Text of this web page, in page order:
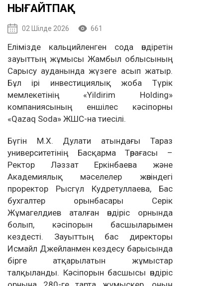
НЫҒАЙТПАҚ
02 Шілде 2026 661
Елімізде кальцийленген сода өндіретін
зауыттың жұмысы Жамбыл облысының
Сарысу ауданында жүзеге асып жатыр.
Бұл ірі инвестициялық жоба Түрік
мемлекетінің «Yildirim Holding»
компаниясының еншілес кәсіпорны
«Qazaq Soda» ЖШС-на тиесілі.
Бүгін М.Х. Дулати атындағы Тараз
университетінің Басқарма Төрағасы –
Ректор Ләззат Еркінбаева және
Академиялық мәселелер жөніндегі
проректор Рысгүл Кудретуллаева, Бас
бухгалтер орынбасары Серік
Жұмагелдиев аталған өндіріс орнында
болып, кәсіпорын басшыларымен
кездесті. Зауыттың бас директоры
Исмайл Джейланмен кездесу барысында
бірге атқарылатын жұмыстар
талқыланды. Кәсіпорын басшысы өндіріс